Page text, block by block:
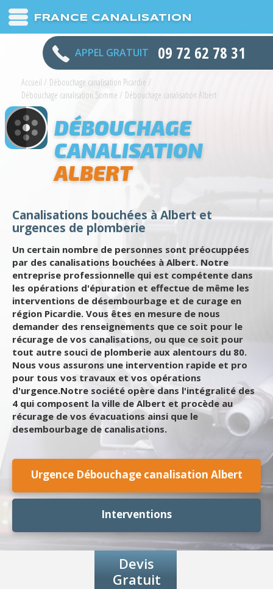
FRANCE CANALISATION
APPEL GRATUIT 09 72 62 78 31
Accueil / Débouchage canalisation Picardie /
Débouchage canalisation Somme / Débouchage canalisation Albert
DÉBOUCHAGE
CANALISATION
ALBERT
Canalisations bouchées à Albert et
urgences de plomberie
Un certain nombre de personnes sont préocuppées
par des canalisations bouchées à Albert. Notre
entreprise professionnelle qui est compétente dans
les opérations d'épuration et effectue de même les
interventions de désembourbage et de curage en
région Picardie. Vous êtes en mesure de nous
demander des renseignements que ce soit pour le
récurage de vos canalisations, ou que ce soit pour
tout autre souci de plomberie aux alentours du 80.
Nous vous assurons une intervention rapide et pro
pour tous vos travaux et vos opérations
d'urgence.Notre société opère dans l'intégralité des
4 qui composent la ville de Albert et procède au
récurage de vos évacuations ainsi que le
desembourbage de canalisations.
Urgence Débouchage canalisation Albert
Interventions
Devis
Gratuit